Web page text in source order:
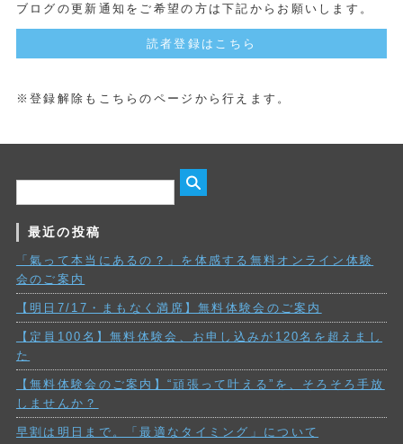
ブログの更新通知をご希望の方は下記からお願いします。
読者登録はこちら
※登録解除もこちらのページから行えます。
最近の投稿
「氣って本当にあるの？」を体感する無料オンライン体験
会のご案内
【明日7/17・まもなく満席】無料体験会のご案内
【定員100名】無料体験会、お申し込みが120名を超えまし
た
【無料体験会のご案内】“頑張って叶える”を、そろそろ手放
しませんか？
早割は明日まで。「最適なタイミング」について